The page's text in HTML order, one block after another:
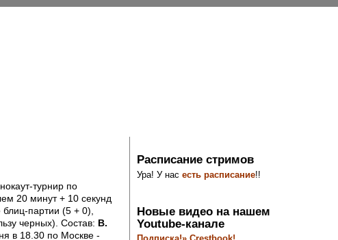
турнир по
20 минут + 10 секунд
партии (5 + 0),
черных). Состав: В.
в 18.30 по Москве -
Расписание стримов
Ура! У насесть расписание!!
Новые видео на нашем
Youtube-канале